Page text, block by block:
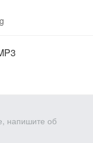
напишите об